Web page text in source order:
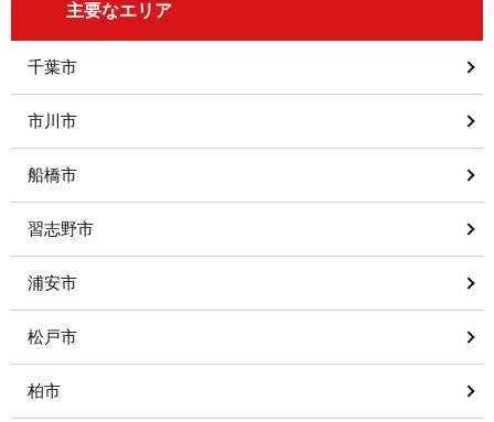
主要なエリア
千葉市
市川市
船橋市
習志野市
浦安市
松戸市
柏市